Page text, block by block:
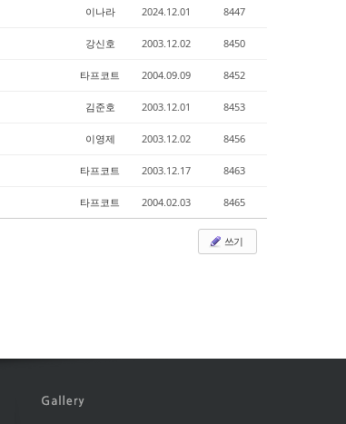
이나라 2024.12.01 8447
강신호 2003.12.02 8450
타프코트 2004.09.09 8452
김준호 2003.12.01 8453
이영제 2003.12.02 8456
타프코트 2003.12.17 8463
타프코트 2004.02.03 8465
쓰기